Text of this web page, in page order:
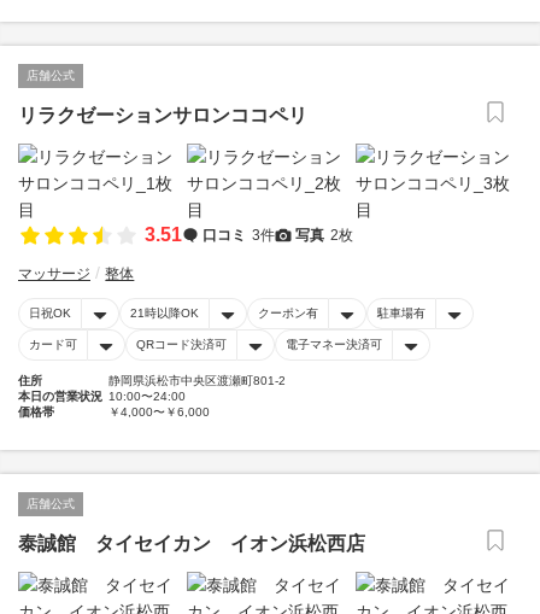
店舗公式
リラクゼーションサロンココペリ
3.51 口コミ 3件 写真 2枚
マッサージ 整体
日祝OK 21時以降OK クーポン有 駐車場有
カード可 QRコード決済可 電子マネー決済可
住所
静岡県浜松市中央区渡瀬町801-2
本日の営業状況 10:00〜24:00
価格帯
￥4,000〜￥6,000
店舗公式
泰誠館 タイセイカン イオン浜松西店